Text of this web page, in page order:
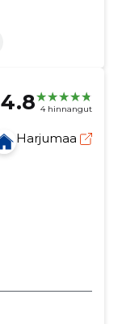
4.8 4 hinnangut
Harjumaa